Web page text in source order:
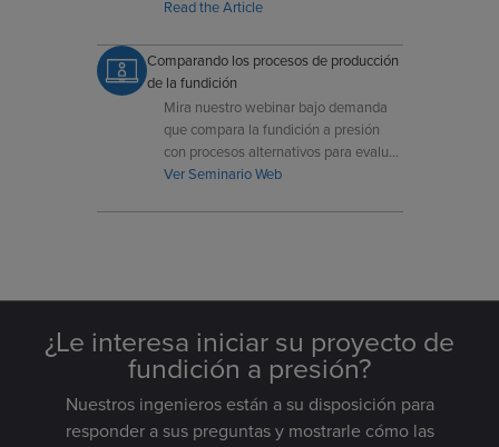
precisión y menores costes de
pequeños y complejos.
Read the Article
Comparando los procesos de producción
de la fundición
Mira nuestro webinar bajo demanda
que compara la fundición a presión
con procesos alternativos para evaluar
costos, eficiencia y precisión.
Ver Seminario Web
¿Le interesa iniciar su proyecto de
fundición a presión?
Nuestros ingenieros están a su disposición para
responder a sus preguntas y mostrarle cómo las